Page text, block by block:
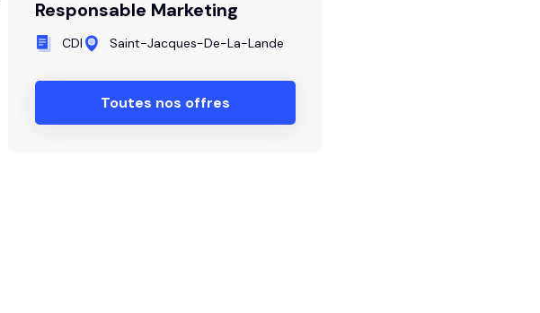
Responsable Marketing
CDI Saint-Jacques-De-La-Lande
Toutes nos offres